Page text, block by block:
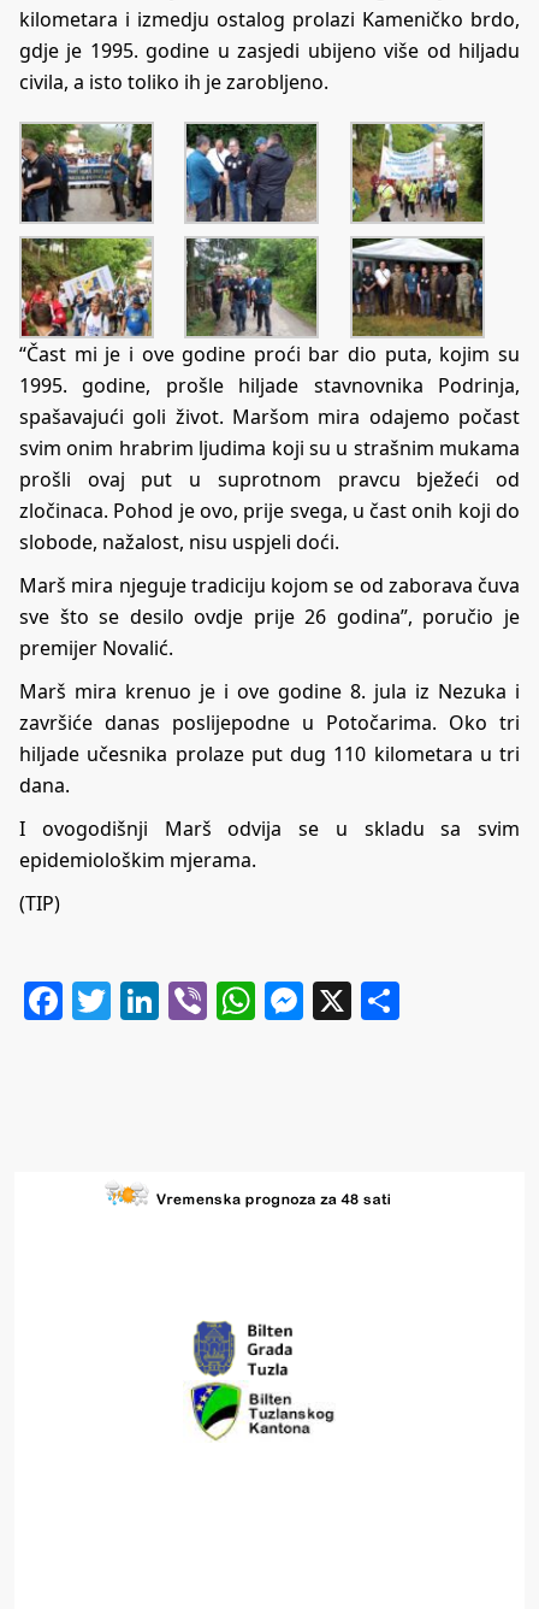
kilometara i izmedju ostalog prolazi Kameničko brdo,
gdje je 1995. godine u zasjedi ubijeno više od hiljadu
civila, a isto toliko ih je zarobljeno.
“Čast mi je i ove godine proći bar dio puta, kojim su
1995. godine, prošle hiljade stavnovnika Podrinja,
spašavajući goli život. Maršom mira odajemo počast
svim onim hrabrim ljudima koji su u strašnim mukama
prošli ovaj put u suprotnom pravcu bježeći od
zločinaca. Pohod je ovo, prije svega, u čast onih koji do
slobode, nažalost, nisu uspjeli doći.
Marš mira njeguje tradiciju kojom se od zaborava čuva
sve što se desilo ovdje prije 26 godina”, poručio je
premijer Novalić.
Marš mira krenuo je i ove godine 8. jula iz Nezuka i
završiće danas poslijepodne u Potočarima. Oko tri
hiljade učesnika prolaze put dug 110 kilometara u tri
dana.
I ovogodišnji Marš odvija se u skladu sa svim
epidemiološkim mjerama.
(TIP)
Facebook
Twitter
LinkedIn
ViberWhatsApp
Messenger
X